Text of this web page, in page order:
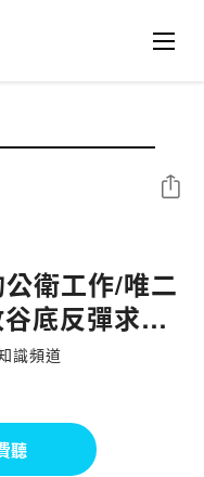
衛工作/唯二
底反彈求生
跟你聊聊天]
識頻道
分享
聽